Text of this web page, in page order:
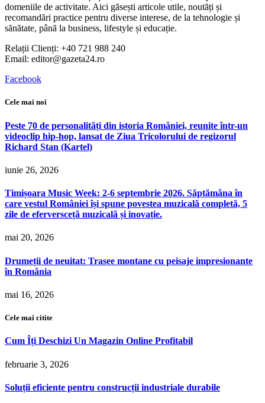
domeniile de activitate. Aici găsești articole utile, noutăți și
recomandări practice pentru diverse interese, de la tehnologie și
sănătate, până la business, lifestyle și educație.
Relații Clienți: +40 721 988 240
Email: editor@gazeta24.ro
Facebook
Cele mai noi
Peste 70 de personalități din istoria României, reunite într-un
videoclip hip-hop, lansat de Ziua Tricolorului de regizorul
Richard Stan (Kartel)
iunie 26, 2026
Timișoara Music Week: 2-6 septembrie 2026. Săptămâna în
care vestul României își spune povestea muzicală completă, 5
zile de eferversceță muzicală și inovație.
mai 20, 2026
Drumeții de neuitat: Trasee montane cu peisaje impresionante
în România
mai 16, 2026
Cele mai citite
Cum Îți Deschizi Un Magazin Online Profitabil
februarie 3, 2026
Soluții eficiente pentru construcții industriale durabile